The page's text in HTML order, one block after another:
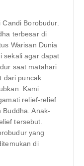
Borobudur.
terbesar di
Warisan Dunia
sekali agar dapat
saat matahari
dari puncak
Kami
relief-relief
Anak-
tersebut.
yang
di